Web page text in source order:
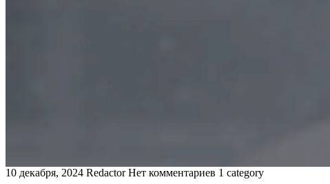
10 декабря, 2024 Redactor Нет комментариев 1 category